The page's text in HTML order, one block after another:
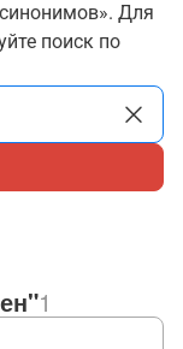
Для
поиск по
1